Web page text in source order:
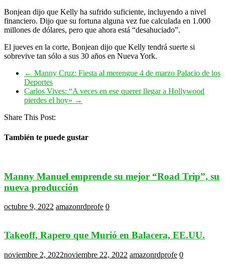
Bonjean dijo que Kelly ha sufrido suficiente, incluyendo a nivel
financiero. Dijo que su fortuna alguna vez fue calculada en 1.000
millones de dólares, pero que ahora está “desahuciado”.
El jueves en la corte, Bonjean dijo que Kelly tendrá suerte si
sobrevive tan sólo a sus 30 años en Nueva York.
← Manny Cruz: Fiesta al merengue 4 de marzo Palacio de los
Deportes
Carlos Vives: “A veces en ese querer llegar a Hollywood
pierdes el hoy» →
Share This Post:
También te puede gustar
Manny Manuel emprende su mejor “Road Trip”, su
nueva producción
octubre 9, 2022 amazonrdprofe 0
Takeoff, Rapero que Murió en Balacera, EE.UU.
noviembre 2, 2022noviembre 22, 2022 amazonrdprofe 0